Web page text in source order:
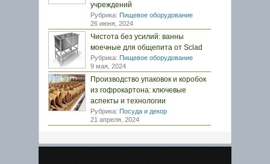
учреждений
Рубрика: Пищевое оборудование
26 июня, 2024
Чистота без усилий: ванны
моечные для общепита от Sclad
Рубрика: Пищевое оборудование
9 мая, 2024
Производство упаковок и коробок
из гофрокартона: ключевые
аспекты и технологии
Рубрика: Посуда и декор
21 апреля, 2024